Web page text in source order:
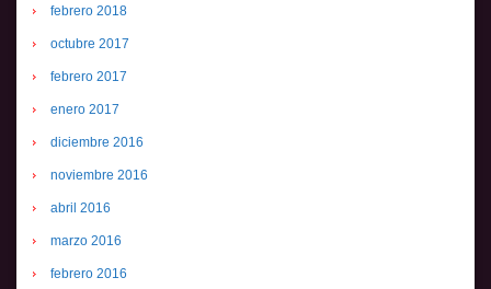
febrero 2018
octubre 2017
febrero 2017
enero 2017
diciembre 2016
noviembre 2016
abril 2016
marzo 2016
febrero 2016